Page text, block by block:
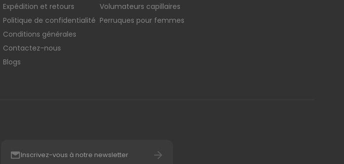
Expédition et retours
Politique de confidentialité
Conditions générales
Contactez-nous
Blogs
Volumateurs capillaires
Perruques pour femmes
Inscrivez-vous à notre newsletter